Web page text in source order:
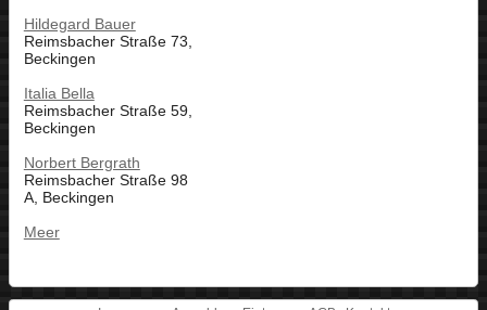
Hildegard Bauer
Reimsbacher Straße 73,
Beckingen
Italia Bella
Reimsbacher Straße 59,
Beckingen
Norbert Bergrath
Reimsbacher Straße 98
A, Beckingen
Meer